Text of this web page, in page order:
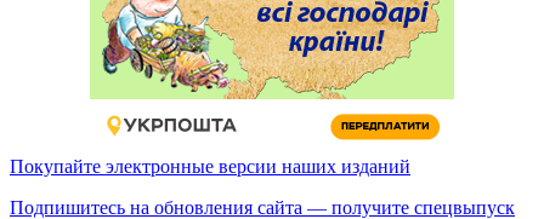
Покупайте электронные версии наших изданий
Подпишитесь на обновления сайта — получите спецвыпуск